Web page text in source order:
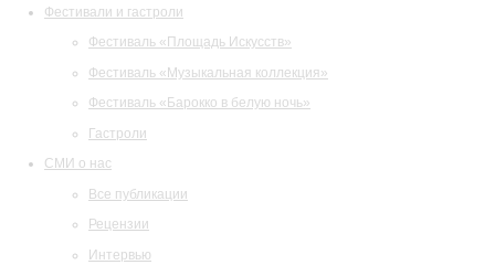
Фестивали и гастроли
Фестиваль «Площадь Искусств»
Фестиваль «Музыкальная коллекция»
Фестиваль «Барокко в белую ночь»
Гастроли
СМИ о нас
Все публикации
Рецензии
Интервью